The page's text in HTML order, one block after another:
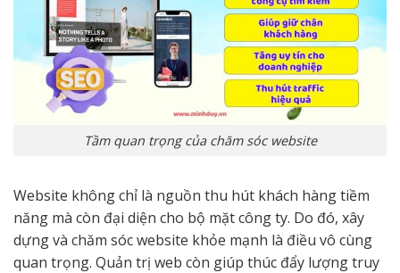
Tầm quan trọng của chăm sóc website
Website không chỉ là nguồn thu hút khách hàng tiềm
năng mà còn đại diện cho bộ mặt công ty. Do đó, xây
dựng và chăm sóc website khỏe mạnh là điều vô cùng
quan trọng. Quản trị web còn giúp thúc đẩy lượng truy